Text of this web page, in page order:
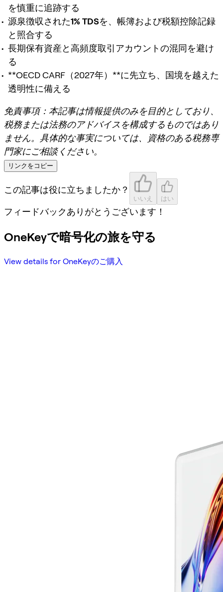
を慎重に追跡する
源泉徴収された1% TDSを、帳簿および税額控除記録
と照合する
長期保有資産と高頻度取引アカウントの混同を避け
る
**OECD CARF（2027年）**に先立ち、国境を越えた
透明性に備える
免責事項：本記事は情報提供のみを目的としており、
税務または法務のアドバイスを構成するものではあり
ません。具体的な事実については、資格のある税務専
門家にご相談ください。
リンクをコピー
この記事は役に立ちましたか？
いいえ はい
フィードバックありがとうございます！
OneKeyで暗号化の旅を守る
View details for OneKeyのご購入